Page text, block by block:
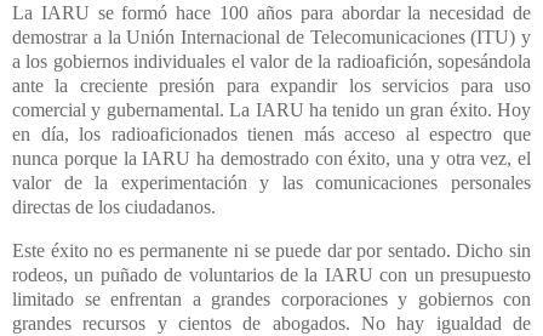
La IARU se formó hace 100 años para abordar la necesidad de
demostrar a la Unión Internacional de Telecomunicaciones (ITU) y
a los gobiernos individuales el valor de la radioafición, sopesándola
ante la creciente presión para expandir los servicios para uso
comercial y gubernamental. La IARU ha tenido un gran éxito. Hoy
en día, los radioaficionados tienen más acceso al espectro que
nunca porque la IARU ha demostrado con éxito, una y otra vez, el
valor de la experimentación y las comunicaciones personales
directas de los ciudadanos.
Este éxito no es permanente ni se puede dar por sentado. Dicho sin
rodeos, un puñado de voluntarios de la IARU con un presupuesto
limitado se enfrentan a grandes corporaciones y gobiernos con
grandes recursos y cientos de abogados. No hay igualdad de